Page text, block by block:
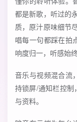
都是新歌，听过的
质，原汁原味细节
唱每一句都踩在拍
响度归一，听感始终
音乐与视频混合流
持锁屏/通知栏控制
与资料。